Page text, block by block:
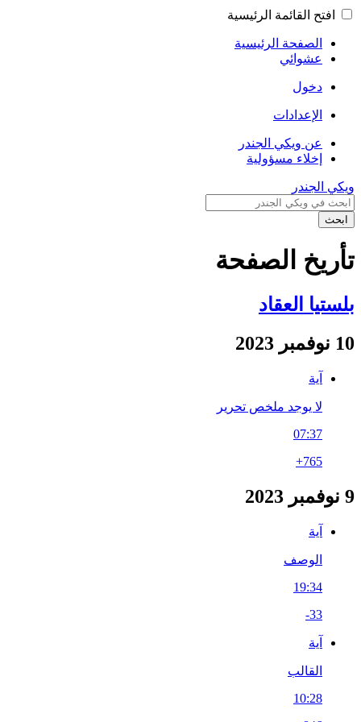
افتح القائمة الرئيسية
الصفحة الرئيسية
عشوائي
دخول
الإعدادات
عن ويكي الجندر
إخلاء مسؤولية
ويكي الجندر
ابحث
تأريخ الصفحة
بلستيا العقاد
10 نوفمبر 2023
آية
لا يوجد ملخص تحرير
07:37
+765
9 نوفمبر 2023
آية
الوصف
19:34
-33
آية
القالب
10:28